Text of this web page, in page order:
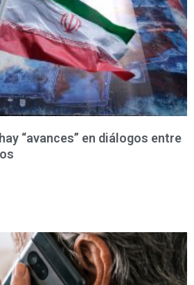
“avances” en diálogos entre